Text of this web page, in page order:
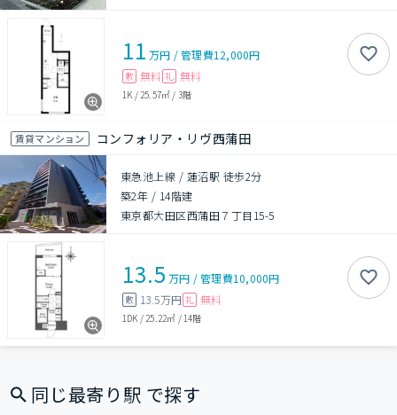
11 万円 /管理費12,000円
敷 無料 礼 無料
1K / 25.57㎡ / 3階
賃貸マンション コンフォリア・リヴ西蒲田
東急池上線 / 蓮沼駅 徒歩2分
築2年 / 14階建
東京都大田区西蒲田７丁目15-5
13.5 万円 /管理費10,000円
敷 13.5万円 礼 無料
1DK / 25.22㎡ / 14階
同じ最寄り駅 で探す